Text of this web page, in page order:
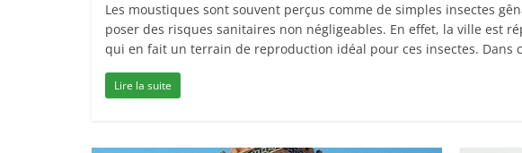
Les moustiques sont souvent perçus comme de simples insectes
poser des risques sanitaires non négligeables. En effet, la ville est
qui en fait un terrain de reproduction idéal pour ces insectes. Dans
Lire la suite